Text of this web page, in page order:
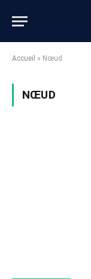
Accueil » Nœud
NŒUD